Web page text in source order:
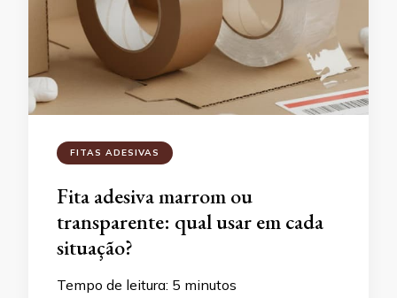
FITAS ADESIVAS
Fita adesiva marrom ou
transparente: qual usar em cada
situação?
Tempo de leitura: 5 minutos